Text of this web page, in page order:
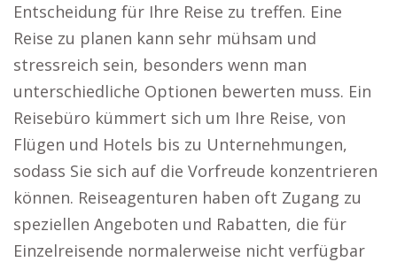
Entscheidung für Ihre Reise zu treffen. Eine
Reise zu planen kann sehr mühsam und
stressreich sein, besonders wenn man
unterschiedliche Optionen bewerten muss. Ein
Reisebüro kümmert sich um Ihre Reise, von
Flügen und Hotels bis zu Unternehmungen,
sodass Sie sich auf die Vorfreude konzentrieren
können. Reiseagenturen haben oft Zugang zu
speziellen Angeboten und Rabatten, die für
Einzelreisende normalerweise nicht verfügbar